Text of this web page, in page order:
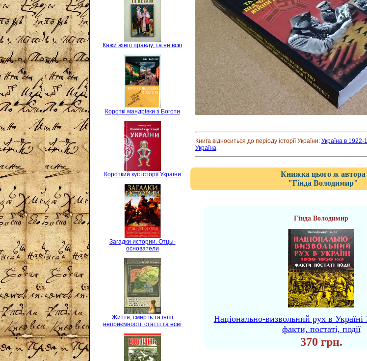
Кажи жінці правду, та не всю
Короткі мандрівки з Боготи
Короткий кус історії України
Загадки истории. Отцы-
основатели
Життя, смерть та інші
неприємності: статті та есеї
Книга відноситься до періоду історії України: Україна в 1922-
Україна
Книжка цього ж автора
"Гінда Володимир"
Гінда Володимир
Національно-визвольний рух в Україні
факти, постаті, події
370 грн.